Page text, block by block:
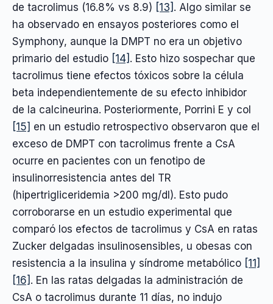
de tacrolimus (16.8% vs 8.9) [13] . Algo similar se
ha observado en ensayos posteriores como el
Symphony, aunque la DMPT no era un objetivo
primario del estudio [14] . Esto hizo sospechar que
tacrolimus tiene efectos tóxicos sobre la célula
beta independientemente de su efecto inhibidor
de la calcineurina. Posteriormente, Porrini E y col
[15] en un estudio retrospectivo observaron que el
exceso de DMPT con tacrolimus frente a CsA
ocurre en pacientes con un fenotipo de
insulinorresistencia antes del TR
(hipertrigliceridemia >200 mg/dl). Esto pudo
corroborarse en un estudio experimental que
comparó los efectos de tacrolimus y CsA en ratas
Zucker delgadas insulinosensibles, u obesas con
resistencia a la insulina y síndrome metabólico [11]
[16] . En las ratas delgadas la administración de
CsA o tacrolimus durante 11 días, no indujo